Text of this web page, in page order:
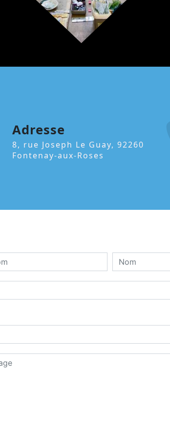
Adresse
8, rue Joseph Le Guay, 92260
Fontenay-aux-Roses